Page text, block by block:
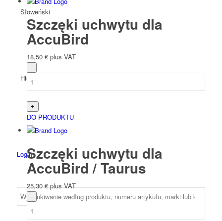
Słoweński
Hiszpański
Login
Szczęki uchwytu dla
AccuBird
18,50 € plus VAT
DO PRODUKTU
Szczęki uchwytu dla
AccuBird / Taurus
25,30€ plus VAT